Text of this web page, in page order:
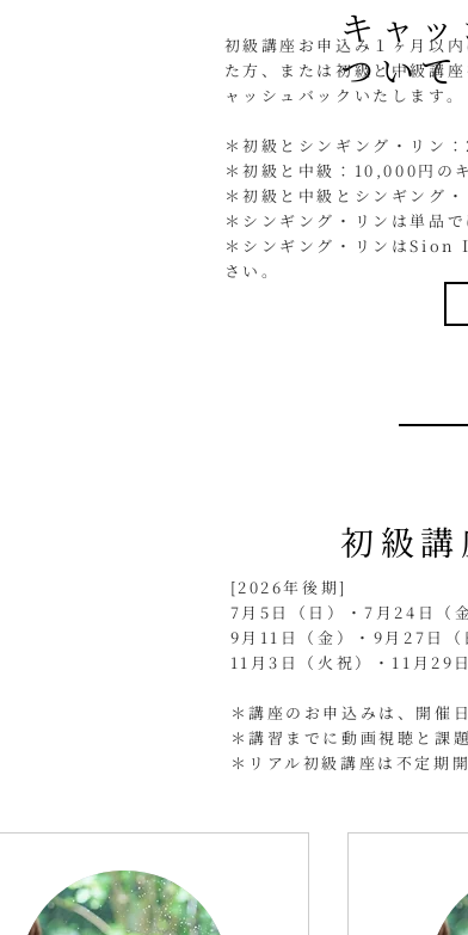
キャ
ついて
初級講座お申込み１ヶ月以
た方、または初級と中級講
ャッシュバックいたします。
＊初級とシンギング・リン
＊初級と中級：10,000円の
＊初級と中級とシンギング
＊シンギング・リンは単品
＊シンギング・リンはSion
さい。
初級
​[2026年後期]
7月5日（日）・7月24日（
9月11日（金）・9月27日
11月3日（火祝）・11月29
＊講座のお申込みは、開催
＊講習までに動画視聴と課
＊リアル初級講座は不定期開